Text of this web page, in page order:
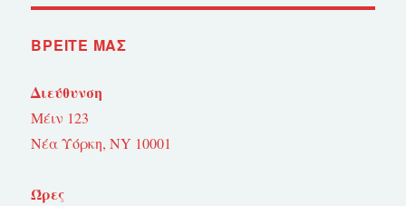
ΒΡΕΊΤΕ ΜΑΣ
Διεύθυνση
Μέιν 123
Νέα Υόρκη, NY 10001
Ώρες